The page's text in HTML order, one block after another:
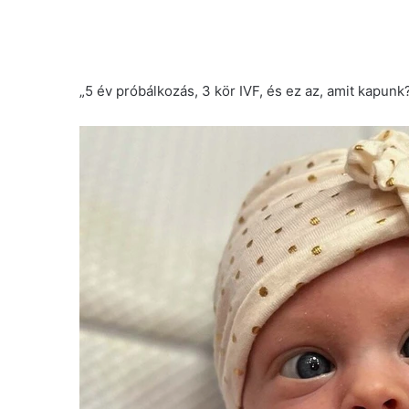
„5 év próbálkozás, 3 kör IVF, és ez az, amit